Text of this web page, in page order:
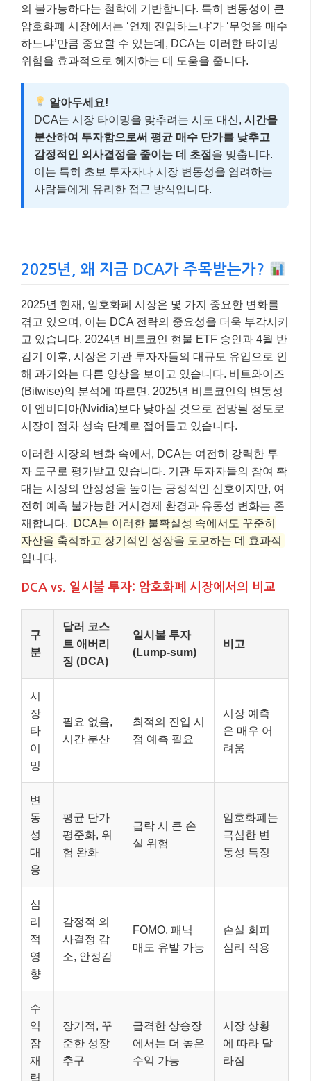
의 불가능하다는 철학에 기반합니다. 특히 변동성이 큰
암호화폐 시장에서는 ‘언제 진입하느냐’가 ‘무엇을 매수
하느냐’만큼 중요할 수 있는데, DCA는 이러한 타이밍
위험을 효과적으로 헤지하는 데 도움을 줍니다.
알아두세요!
DCA는 시장 타이밍을 맞추려는 시도 대신, 시간을
분산하여 투자함으로써 평균 매수 단가를 낮추고
감정적인 의사결정을 줄이는 데 초점 을 맞춥니다.
이는 특히 초보 투자자나 시장 변동성을 염려하는
사람들에게 유리한 접근 방식입니다.
2025년, 왜 지금 DCA가 주목받는가?
2025년 현재, 암호화폐 시장은 몇 가지 중요한 변화를
겪고 있으며, 이는 DCA 전략의 중요성을 더욱 부각시키
고 있습니다. 2024년 비트코인 현물 ETF 승인과 4월 반
감기 이후, 시장은 기관 투자자들의 대규모 유입으로 인
해 과거와는 다른 양상을 보이고 있습니다. 비트와이즈
(Bitwise)의 분석에 따르면, 2025년 비트코인의 변동성
이 엔비디아(Nvidia)보다 낮아질 것으로 전망될 정도로
시장이 점차 성숙 단계로 접어들고 있습니다.
이러한 시장의 변화 속에서, DCA는 여전히 강력한 투
자 도구로 평가받고 있습니다. 기관 투자자들의 참여 확
대는 시장의 안정성을 높이는 긍정적인 신호이지만, 여
전히 예측 불가능한 거시경제 환경과 유동성 변화는 존
재합니다.
DCA는 이러한 불확실성 속에서도 꾸준히
자산을 축적하고 장기적인 성장을 도모하는 데 효과적
입니다.
DCA vs. 일시불 투자: 암호화폐 시장에서의 비교
구
분
달러 코스
트 애버리
징 (DCA)
일시불 투자
(Lump-sum)
비고
시
장
타
이
밍
필요 없음,
시간 분산
최적의 진입 시
점 예측 필요
시장 예측
은 매우 어
려움
변
동
성
대
응
평균 단가
평준화, 위
험 완화
급락 시 큰 손
실 위험
암호화폐는
극심한 변
동성 특징
심
리
적
영
향
감정적 의
사결정 감
소, 안정감
FOMO, 패닉
매도 유발 가능
손실 회피
심리 작용
수
익
잠
재
력
장기적, 꾸
준한 성장
추구
급격한 상승장
에서는 더 높은
수익 가능
시장 상황
에 따라 달
라짐